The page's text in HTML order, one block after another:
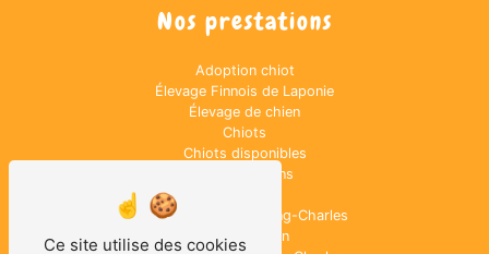
Nos prestations
Adoption chiot
Élevage Finnois de Laponie
Élevage de chien
Chiots
Chiots disponibles
Élevage chiens
Adoption Cavalier King-Charles
Élevage canin
Ce site utilise des cookies